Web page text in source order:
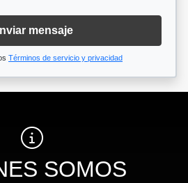
mensaje
Términos de servicio y privacidad
SOMOS